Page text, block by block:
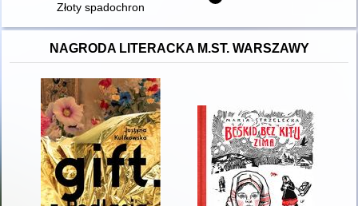
Złoty spadochron
NAGRODA LITERACKA M.ST. WARSZAWY